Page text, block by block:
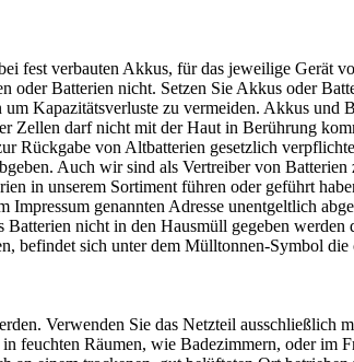
fest verbauten Akkus, für das jeweilige Gerät
Batterien nicht. Setzen Sie Akkus oder
Kapazitätsverluste zu vermeiden. Akkus
Zellen darf nicht mit der Haut in Berührung
Rückgabe von Altbatterien gesetzlich
Auch wir sind als Vertreiber von
in unserem Sortiment führen oder geführt
genannten Adresse unentgeltlich
nicht in den Hausmüll gegeben
befindet sich unter dem Mülltonnen-Symbol
Verwenden Sie das Netzteil ausschließlich
feuchten Räumen, wie Badezimmern, oder im